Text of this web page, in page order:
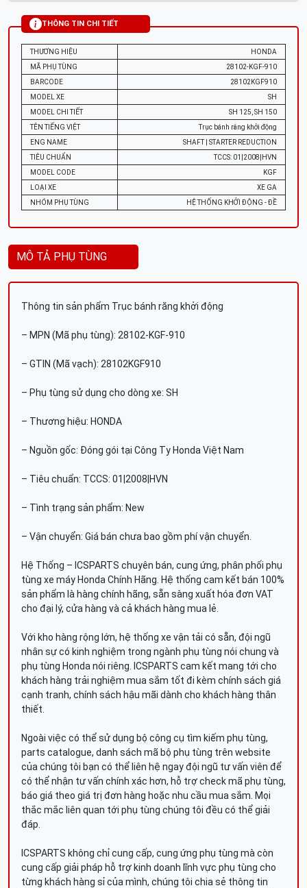
THÔNG TIN CHI TIẾT
THƯƠNG HIỆU
HONDA
MÃ PHỤ TÙNG
28102-KGF-910
BARCODE
28102KGF910
MODEL XE
SH
MODEL CHI TIẾT
SH 125, SH 150
TÊN TIẾNG VIỆT
Trục bánh răng khởi động
ENG NAME
SHAFT | STARTER REDUCTION
TIÊU CHUẨN
TCCS: 01|2008|HVN
MODEL CODE
KGF
LOẠI XE
XE GA
NHÓM PHỤ TÙNG
HỆ THỐNG KHỞI ĐỘNG - ĐỀ
MÔ TẢ PHỤ TÙNG
Thông tin sản phẩm Trục bánh răng khởi động
– MPN (Mã phụ tùng): 28102-KGF-910
– GTIN (Mã vạch): 28102KGF910
– Phụ tùng sử dụng cho dòng xe: SH
– Thương hiệu: HONDA
– Nguồn gốc: Đóng gói tại Công Ty Honda Việt Nam
– Tiêu chuẩn: TCCS: 01|2008|HVN
– Tình trạng sản phẩm: New
– Vận chuyển: Giá bán chưa bao gồm phí vận chuyển.
Hệ Thống – ICSPARTS chuyên bán, cung ứng, phân phối phụ
tùng xe máy Honda Chính Hãng. Hệ thống cam kết bán 100%
sản phẩm là hàng chính hãng, sẵn sàng xuất hóa đơn VAT
cho đại lý, cửa hàng và cả khách hàng mua lẻ.
Với kho hàng rộng lớn, hệ thống xe vận tải có sẵn, đội ngũ
nhân sự có kinh nghiệm trong ngành phụ tùng nói chung và
phụ tùng Honda nói riêng. ICSPARTS cam kết mang tới cho
khách hàng trải nghiệm mua sắm tốt đi kèm chính sách giá
cạnh tranh, chính sách hậu mãi dành cho khách hàng thân
thiết.
Ngoài việc có thể sử dụng bộ công cụ tìm kiếm phụ tùng,
parts catalogue, danh sách mã bộ phụ tùng trên website
của chúng tôi bạn có thể liên hệ ngay đội ngũ tư vấn viên để
có thể nhận tư vấn chính xác hơn, hỗ trợ check mã phụ tùng,
báo giá theo giá trị đơn hàng hoặc nhu cầu mua sắm. Mọi
thắc mắc liên quan tới phụ tùng chúng tôi đều có thể giải
đáp.
ICSPARTS không chỉ cung cấp, cung ứng phụ tùng mà còn
cung cấp giải pháp hỗ trợ kinh doanh lĩnh vực phụ tùng cho
từng khách hàng sỉ của mình, chúng tôi chia sẻ thông tin